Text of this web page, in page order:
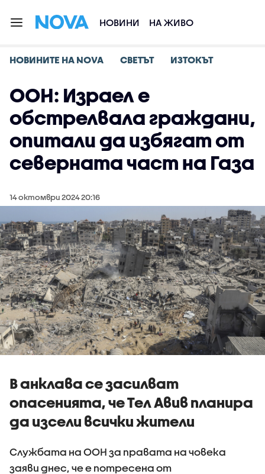
НОВИНИ НА ЖИВО
НОВИНИТЕ НА NOVA СВЕТЪТ ИЗТОКЪТ
ООН: Израел е
обстрелвала граждани,
опитали да избягат от
северната част на Газа
14 октомври 2024 20:16
В анклава се засилват
опасенията, че Тел Авив планира
да изсели всички жители
Службата на ООН за правата на човека
заяви днес, че е потресена от